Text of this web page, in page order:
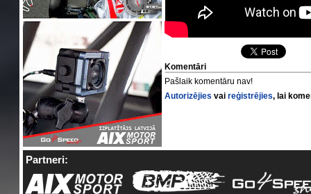
Komentāri
Pašlaik komentāru nav!
Autorizējies vaireģistrējies, lai
Partneri: